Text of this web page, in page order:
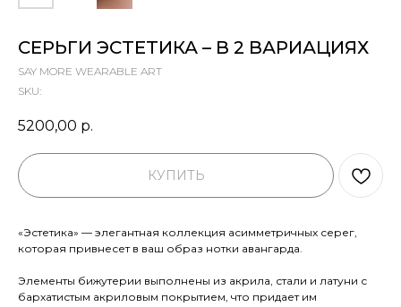
СЕРЬГИ ЭСТЕТИКА – В 2 ВАРИАЦИЯХ
SAY MORE WEARABLE ART
SKU:
5200,00 р.
КУПИТЬ
«Эстетика» — элегантная коллекция асимметричных серег,
которая привнесет в ваш образ нотки авангарда.
Элементы бижутерии выполнены из акрила, стали и латуни с
бархатистым акриловым покрытием, что придает им